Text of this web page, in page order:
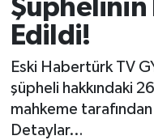
Şüphelinin
Edildi!
Eski Habertürk TV
şüpheli hakkındaki
mahkeme
Detaylar…
BİYOGRAFİLER
Burhaniye
ÇEVRE
Tüm Manşetler
Son Dakika
Haber Arşivi